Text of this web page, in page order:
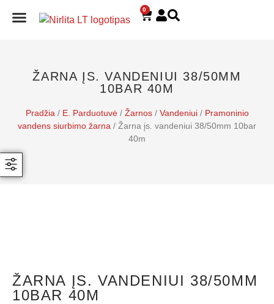
0
ŽARNA ĮS. VANDENIUI 38/50MM
10BAR 40M
Pradžia / E. Parduotuvė/ Žarnos/ Vandeniui/ Pramoninio
vandens siurbimo žarna / Žarna įs. vandeniui 38/50mm 10bar
40m
ŽARNA ĮS. VANDENIUI 38/50MM
10BAR 40M